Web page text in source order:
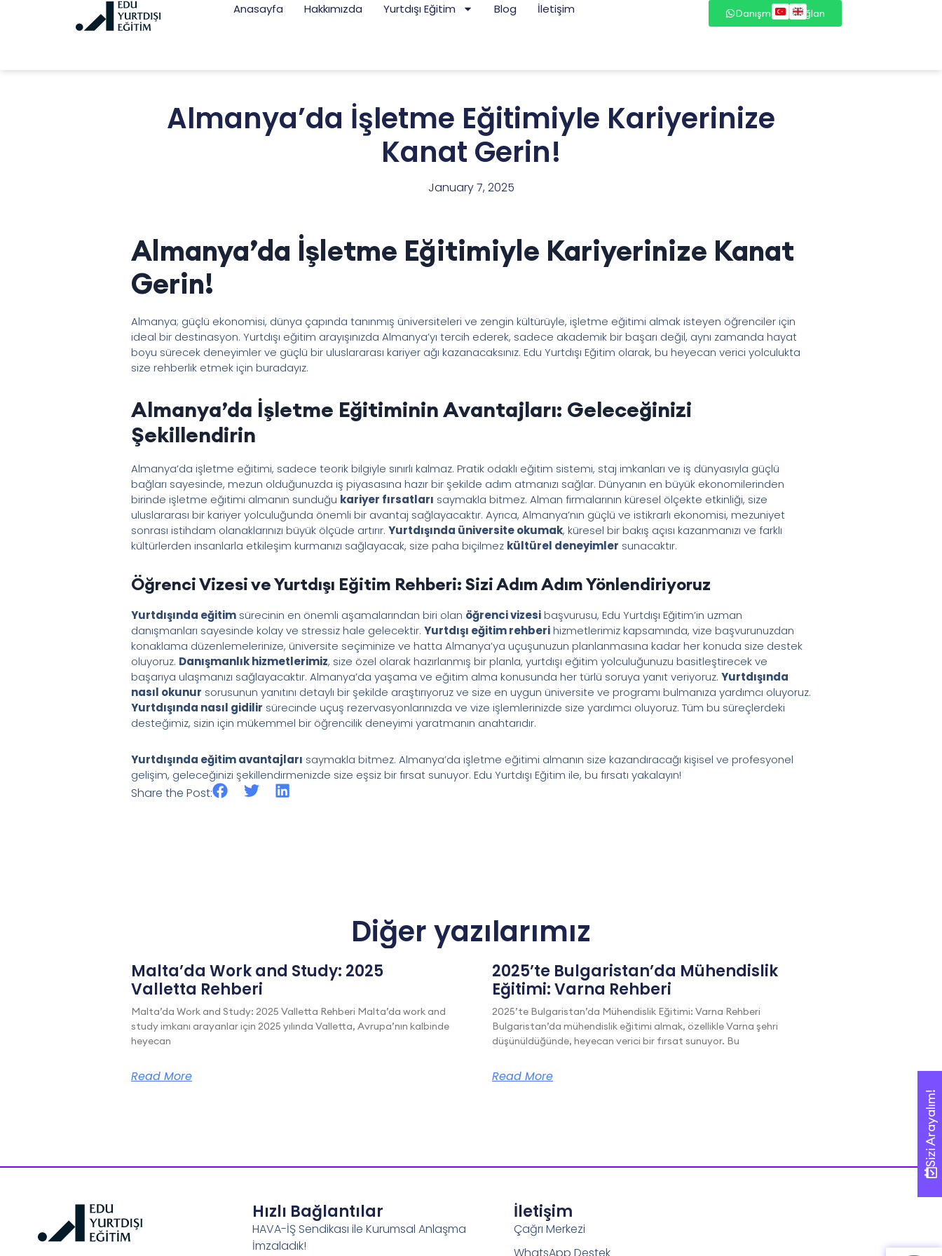
Anasayfa Hakkımızda Yurtdışı Eğitim Blog İletişim Danışmana Bağlan
Almanya’da İşletme Eğitimiyle Kariyerinize
Kanat Gerin!
January 7, 2025
Almanya’da İşletme Eğitimiyle Kariyerinize Kanat
Gerin!
Almanya; güçlü ekonomisi, dünya çapında tanınmış üniversiteleri ve zengin kültürüyle, işletme eğitimi almak isteyen öğrenciler için
ideal bir destinasyon. Yurtdışı eğitim arayışınızda Almanya’yı tercih ederek, sadece akademik bir başarı değil, aynı zamanda hayat
boyu sürecek deneyimler ve güçlü bir uluslararası kariyer ağı kazanacaksınız. Edu Yurtdışı Eğitim olarak, bu heyecan verici yolculukta
size rehberlik etmek için buradayız.
Almanya’da İşletme Eğitiminin Avantajları: Geleceğinizi
Şekillendirin
Almanya’da işletme eğitimi, sadece teorik bilgiyle sınırlı kalmaz. Pratik odaklı eğitim sistemi, staj imkanları ve iş dünyasıyla güçlü
bağları sayesinde, mezun olduğunuzda iş piyasasına hazır bir şekilde adım atmanızı sağlar. Dünyanın en büyük ekonomilerinden
birinde işletme eğitimi almanın sunduğu kariyer fırsatları saymakla bitmez. Alman firmalarının küresel ölçekte etkinliği, size
uluslararası bir kariyer yolculuğunda önemli bir avantaj sağlayacaktır. Ayrıca, Almanya’nın güçlü ve istikrarlı ekonomisi, mezuniyet
sonrası istihdam olanaklarınızı büyük ölçüde artırır. Yurtdışında üniversite okumak, küresel bir bakış açısı kazanmanızı ve farklı
kültürlerden insanlarla etkileşim kurmanızı sağlayacak, size paha biçilmez kültürel deneyimler sunacaktır.
Öğrenci Vizesi ve Yurtdışı Eğitim Rehberi: Sizi Adım Adım Yönlendiriyoruz
Yurtdışında eğitim sürecinin en önemli aşamalarından biri olan öğrenci vizesibaşvurusu, Edu Yurtdışı Eğitim’in uzman
danışmanları sayesinde kolay ve stressiz hale gelecektir. Yurtdışı eğitim rehberihizmetlerimiz kapsamında, vize başvurunuzdan
konaklama düzenlemelerinize, üniversite seçiminize ve hatta Almanya’ya uçuşunuzun planlanmasına kadar her konuda size destek
oluyoruz. Danışmanlık hizmetlerimiz, size özel olarak hazırlanmış bir planla, yurtdışı eğitim yolculuğunuzu basitleştirecek ve
başarıya ulaşmanızı sağlayacaktır. Almanya’da yaşama ve eğitim alma konusunda her türlü soruya yanıt veriyoruz. Yurtdışında
nasıl okunur sorusunun yanıtını detaylı bir şekilde araştırıyoruz ve size en uygun üniversite ve programı bulmanıza yardımcı oluyoruz.
Yurtdışında nasıl gidilir sürecinde uçuş rezervasyonlarınızda ve vize işlemlerinizde size yardımcı oluyoruz. Tüm bu süreçlerdeki
desteğimiz, sizin için mükemmel bir öğrencilik deneyimi yaratmanın anahtarıdır.
Yurtdışında eğitim avantajları saymakla bitmez. Almanya’da işletme eğitimi almanın size kazandıracağı kişisel ve profesyonel
gelişim, geleceğinizi şekillendirmenizde size eşsiz bir fırsat sunuyor. Edu Yurtdışı Eğitim ile, bu fırsatı yakalayın!
Share the Post:
Diğer yazılarımız
Malta’da Work and Study: 2025
Valletta Rehberi
Malta’da Work and Study: 2025 Valletta Rehberi Malta’da work and
study imkanı arayanlar için 2025 yılında Valletta, Avrupa’nın kalbinde
heyecan
Read More
2025’te Bulgaristan’da Mühendislik
Eğitimi: Varna Rehberi
2025’te Bulgaristan’da Mühendislik Eğitimi: Varna Rehberi
Bulgaristan’da mühendislik eğitimi almak, özellikle Varna şehri
düşünüldüğünde, heyecan verici bir fırsat sunuyor. Bu
Read More
Sizi Arayalım!
Sizi Arayalım!
Hızlı Bağlantılar
HAVA-İŞ Sendikası ile Kurumsal Anlaşma
İmzaladık!
İletişim
Çağrı Merkezi
WhatsApp Destek